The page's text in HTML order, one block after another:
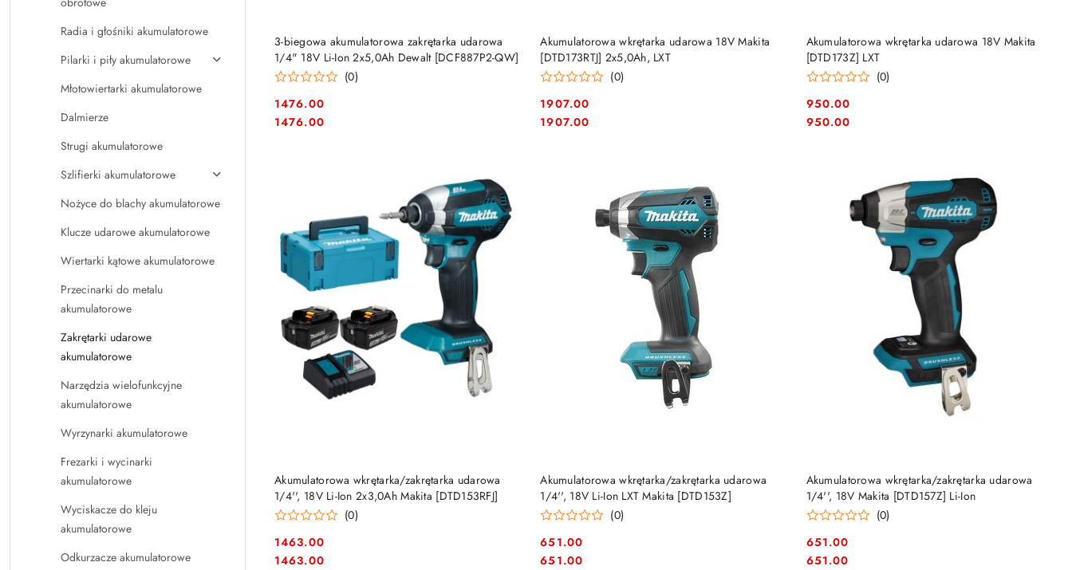
Radia i głośniki akumulatorowe
Pilarki i piły akumulatorowe
Młotowiertarki akumulatorowe
Dalmierze
Strugi akumulatorowe
Szlifierki akumulatorowe
Nożyce do blachy akumulatorowe
Klucze udarowe akumulatorowe
Wiertarki kątowe akumulatorowe
Przecinarki do metalu
akumulatorowe
Zakrętarki udarowe
akumulatorowe
Narzędzia wielofunkcyjne
akumulatorowe
Wyrzynarki akumulatorowe
Frezarki i wycinarki
akumulatorowe
Wyciskacze do kleju
akumulatorowe
Odkurzacze akumulatorowe
3-biegowa akumulatorowa zakrętarka udarowa
1/4" 18V Li-Ion 2x5,0Ah Dewalt [DCF887P2-QW]
(0)
Cena:
1476.00
Cena:
1476.00
DO KOSZYKA
Akumulatorowa wkrętarka udarowa 18V Makita
[DTD173RTJ] 2x5,0Ah, LXT
(0)
Cena:
1907.00
Cena:
1907.00
DO KOSZYKA
Akumulatorowa wkrętarka udarowa 18V Makita
[DTD173Z] LXT
(0)
Cena:
950.00
Cena:
950.00
DO KOSZYKA
Akumulatorowa wkrętarka/zakrętarka udarowa
1/4'', 18V Li-Ion 2x3,0Ah Makita [DTD153RFJ]
(0)
Cena:
1463.00
Cena:
1463.00
DO KOSZYKA
Akumulatorowa wkrętarka/zakrętarka udarowa
1/4'', 18V Li-Ion LXT Makita [DTD153Z]
(0)
Cena:
651.00
Cena:
651.00
DO KOSZYKA
Akumulatorowa wkrętarka/zakrętarka udarowa
1/4'', 18V Makita [DTD157Z] Li-Ion
(0)
Cena:
651.00
Cena:
651.00
DO KOSZYKA